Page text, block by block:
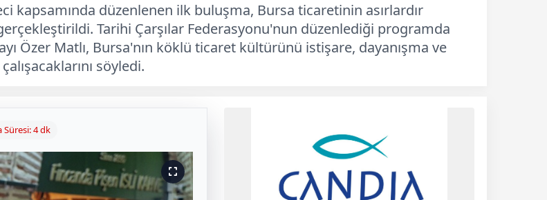
kapsamında düzenlenen ilk buluşma, Bursa ticaretinin asırlardır
Tarihi Çarşılar Federasyonu'nun düzenlediği programda
Özer Matlı, Bursa'nın köklü ticaret kültürünü istişare, dayanışma ve
söyledi.
Süresi: 4 dk